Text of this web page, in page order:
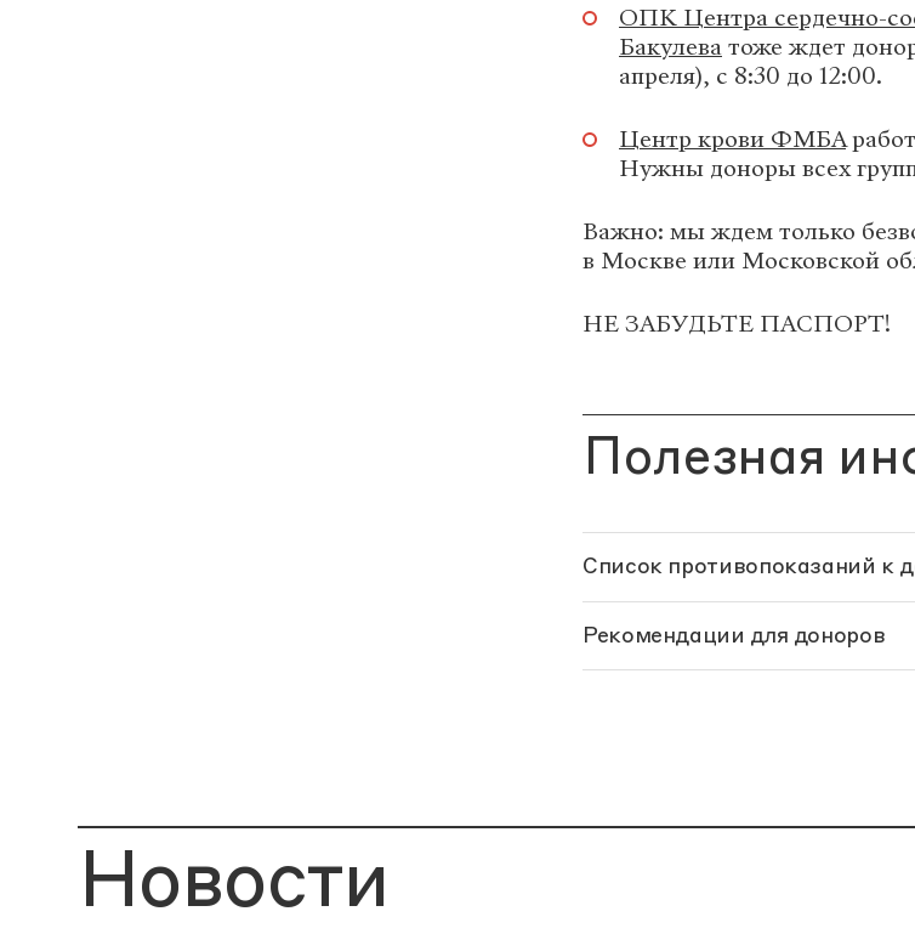
ОПК Центра сердечно-
Бакулеватоже ждет
апреля), с 8:30 до 12:00.
Центр крови ФМБА
Нужны доноры всех
Важно: мы ждем только
в Москве или Московской
НЕ ЗАБУДЬТЕ ПАСПОРТ!
Полезная
Список противопоказаний к
Рекомендации для доноров
Новости